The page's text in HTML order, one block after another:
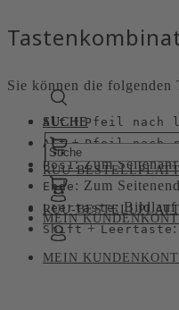
Sie können die folgenden
Alt+Pfeil nach
Alt+Pfeil nach
Pos1: Zum
Ende : Zum
Leertaste: Bildlauf
Shift+Leertaste
SUCHE
RUU-
MEIN
SUCHE
RUU-
MEIN